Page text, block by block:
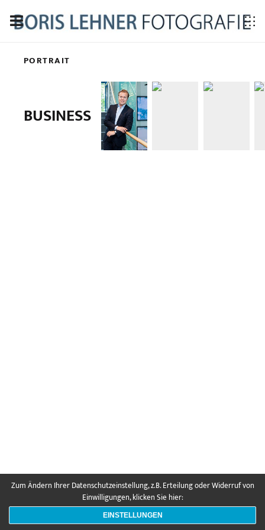
PORTRAIT
BUSINESS
Zum Ändern Ihrer Datenschutzeinstellung, z.B. Erteilung oder Widerruf von
Einwilligungen, klicken Sie hier:
EINSTELLUNGEN